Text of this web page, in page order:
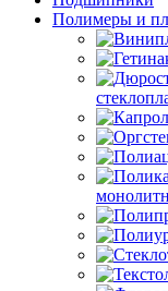
Полимеры и